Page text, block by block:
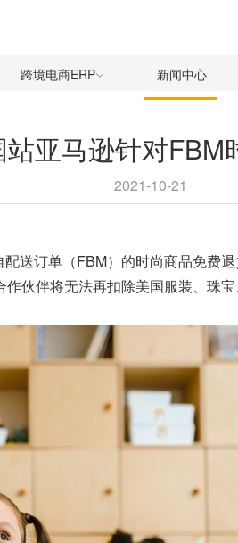
跨境电商ERP 新闻中心
亚马逊针对
2021-10-21
送订单（FBM）的时尚商品免费
伙伴将无法再扣除美国服装、珠